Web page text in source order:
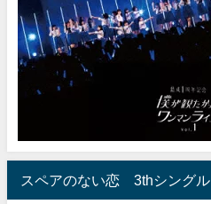
スペアのない恋 3thシングル